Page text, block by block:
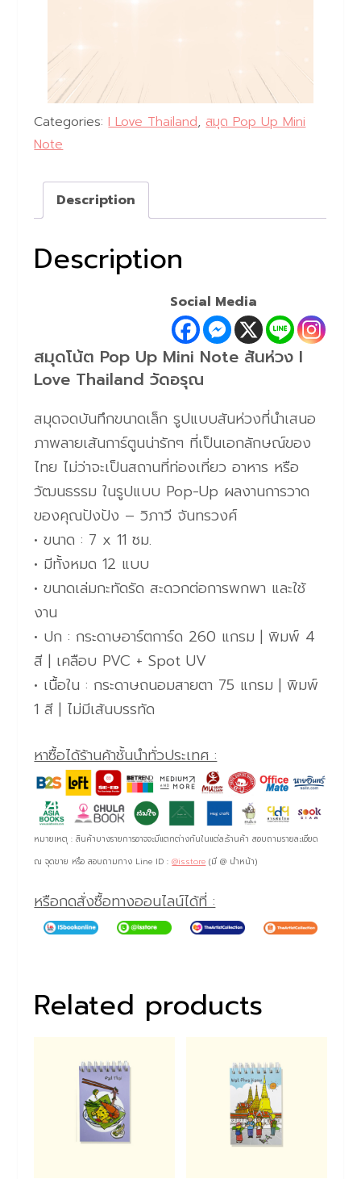
Categories:I Love Thailand,สมุด Pop Up Mini
Note
Description
Description
Social Media
สมุดโน้ต Pop Up Mini Note สันห่วง I
Love Thailand วัดอรุณ
สมุดจดบันทึกขนาดเล็ก รูปแบบสันห่วงที่นำเสนอ
ภาพลายเส้นการ์ตูนน่ารักๆ ที่เป็นเอกลักษณ์ของ
ไทย ไม่ว่าจะเป็นสถานที่ท่องเที่ยว อาหาร หรือ
วัฒนธรรม ในรูปแบบ Pop-Up ผลงานการวาด
ของคุณปังปัง – วิภาวี จันทรวงศ์
• ขนาด : 7 x 11 ซม.
• มีทั้งหมด 12 แบบ
• ขนาดเล่มกะทัดรัด สะดวกต่อการพกพา และใช้
งาน
• ปก : กระดาษอาร์ตการ์ด 260 แกรม | พิมพ์ 4
สี | เคลือบ PVC + Spot UV
• เนื้อใน : กระดาษถนอมสายตา 75 แกรม | พิมพ์
1 สี | ไม่มีเส้นบรรทัด
หาซื้อได้ร้านค้าชั้นนำทั่วประเทศ :
หมายเหตุ : สินค้าบางรายการอาจจะมีแตกต่างกันในแต่ละร้านค้า สอบถามรายละเอียด
ณ จุดขาย หรือ สอบถามทาง Line ID :@isstore (มี @ นำหน้า)
หรือกดสั่งซื้อทางออนไลน์ได้ที่ :
Related products